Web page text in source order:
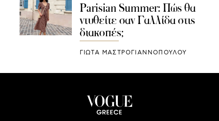
Parisian Summer: Πώς θα
ντυθείτε σαν Γαλλίδα στις
διακοπές;
ΓΙΩΤΑ ΜΑΣΤΡΟΓΙΑΝΝΟΠΟΥΛΟΥ